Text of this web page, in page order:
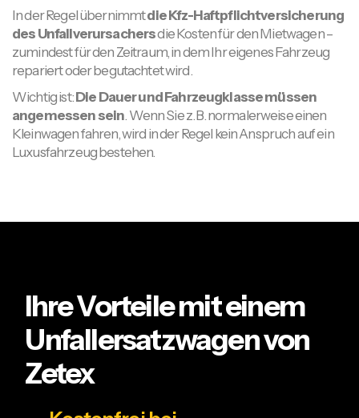
In der Regel übernimmtdie Kfz-Haftpflichtversicherung
des Unfallverursachersdie Kosten für den Mietwagen –
zumindest für den Zeitraum, in dem Ihr eigenes Fahrzeug
repariert oder begutachtet wird.
Wichtig ist:Die Dauer und Fahrzeugklasse müssen
angemessen sein . Wenn Sie z. B. normalerweise einen
Kleinwagen fahren, wird in der Regel kein Anspruch auf ein
Luxusfahrzeug bestehen.
Ihre Vorteile mit einem
Unfallersatzwagen von
Zetex